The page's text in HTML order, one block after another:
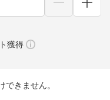
獲得
きません。